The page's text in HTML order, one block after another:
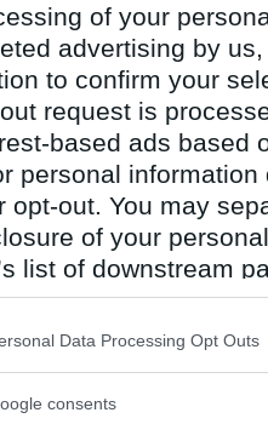
of your
advertising by
to confirm your
request is
based ads based
personal
opt-out. You may
of your
list of downstream
be disclosed by us
Participants
note that this
Data Processing Opt Outs
consents
äTstörning
tOrnado